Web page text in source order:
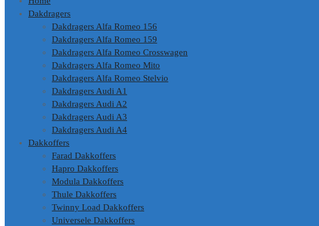
inhoud
Dakdragers
Dakdragers Alfa Romeo 156
Dakdragers Alfa Romeo 159
Dakdragers Alfa Romeo Crosswagen
Dakdragers Alfa Romeo Mito
Dakdragers Alfa Romeo Stelvio
Dakdragers Audi A1
Dakdragers Audi A2
Dakdragers Audi A3
Dakdragers Audi A4
Dakkoffers
Farad Dakkoffers
Hapro Dakkoffers
Modula Dakkoffers
Thule Dakkoffers
Twinny Load Dakkoffers
Universele Dakkoffers